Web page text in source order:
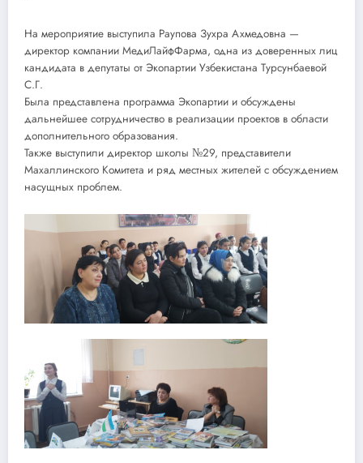
На мероприятие выступила Раупова Зухра Ахмедовна —
директор компании МедиЛайфФарма, одна из доверенных лиц
кандидата в депутаты от Экопартии Узбекистана Турсунбаевой
С.Г.
Была представлена программа Экопартии и обсуждены
дальнейшее сотрудничество в реализации проектов в области
дополнительного образования.
Также выступили директор школы №29, представители
Махаллинского Комитета и ряд местных жителей с обсуждением
насущных проблем.